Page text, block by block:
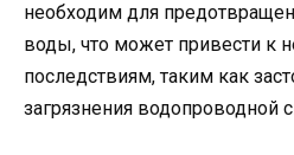
необходим для
воды, что может привести к
последствиям, таким как
загрязнения водопроводной